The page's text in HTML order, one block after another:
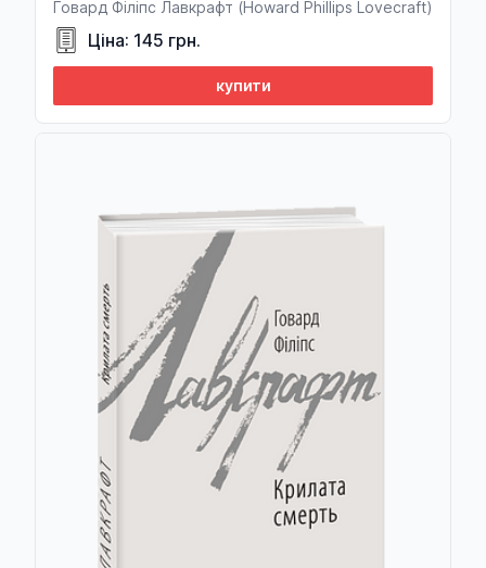
Говард Філіпс Лавкрафт (Howard Phillips Lovecraft)
Ціна: 145 грн.
купити